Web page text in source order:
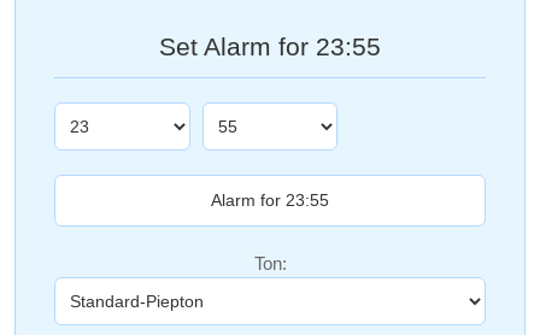
Set Alarm for 23:55
Ton: